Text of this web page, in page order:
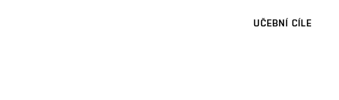
UČEBNÍ CÍLE